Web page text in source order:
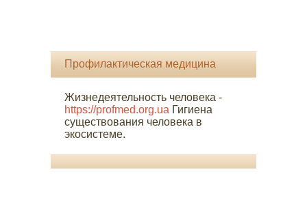
Профилактическая медицина
Жизнедеятельность человека -
https://profmed.org.ua Гигиена
существования человека в
экосистеме.